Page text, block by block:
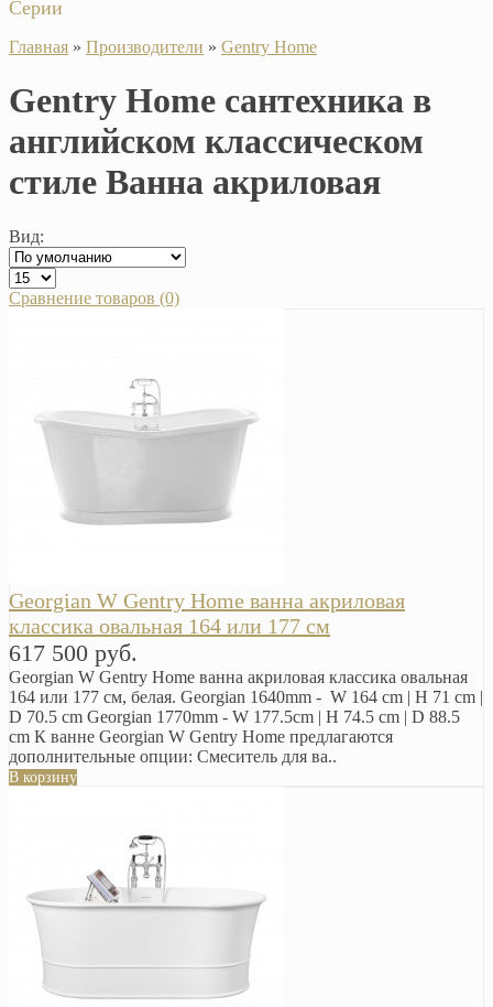
Серии
Главная » Производители » Gentry Home
Gentry Home сантехника в
английском классическом
стиле Ванна акриловая
Вид:
Сравнение товаров (0)
Georgian W Gentry Home ванна акриловая
классика овальная 164 или 177 см
617 500 руб.
Georgian W Gentry Home ванна акриловая классика овальная
164 или 177 см, белая. Georgian 1640mm - W 164 cm | H 71 cm |
D 70.5 cm Georgian 1770mm - W 177.5cm | H 74.5 cm | D 88.5
cm К ванне Georgian W Gentry Home предлагаются
дополнительные опции: Смеситель для ва..
В корзину